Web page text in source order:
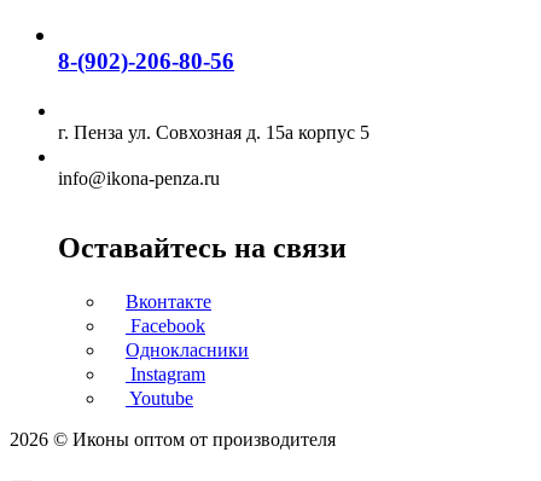
8-(902)-206-80-56
г. Пенза ул. Совхозная д. 15а корпус 5
info@ikona-penza.ru
Оставайтесь на связи
Вконтакте
Facebook
Однокласники
Instagram
Youtube
2026 © Иконы оптом от производителя